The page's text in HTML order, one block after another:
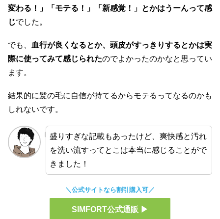
変わる！」「モテる！」「新感覚！」とかはうーんって感
じでした。
でも、
血行が良くなるとか、頭皮がすっきりするとかは実
際に使ってみて感じられたのでよかったのかなと思ってい
ます。
結果的に髪の毛に自信が持てるからモテるってなるのかも
しれないです。
盛りすぎな記載もあったけど、爽快感と汚れ
を洗い流すってとこは本当に感じることがで
きました！
＼公式サイトなら割引購入可／
SIMFORT公式通販 ▶